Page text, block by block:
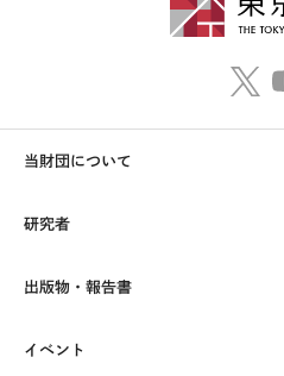
当財団について
研究者
出版物・報告書
イベント